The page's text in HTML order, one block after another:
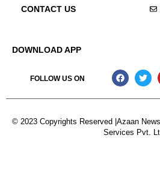
CONTACT US
DOWNLOAD APP
FOLLOW US ON
© 2023 Copyrights Reserved |Azaan
Services Pvt.